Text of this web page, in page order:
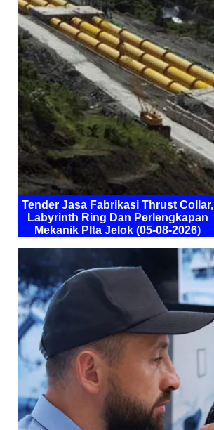
Tender Jasa Fabrikasi Thrust Collar,
Labyrinth Ring Dan Perlengkapan
Mekanik Plta Jelok (05-08-2026)